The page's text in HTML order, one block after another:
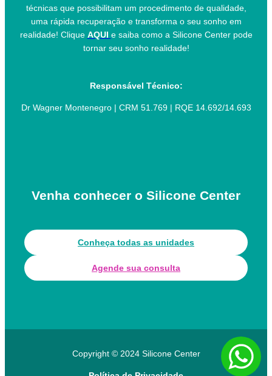
técnicas que possibilitam um procedimento de qualidade,
uma rápida recuperação e transforma o seu sonho em
realidade! Clique AQUI e saiba como a Silicone Center pode
tornar seu sonho realidade!
Responsável Técnico:
Dr Wagner Montenegro | CRM 51.769 | RQE 14.692/14.693
Venha conhecer o Silicone Center
Conheça todas as unidades
Agende sua consulta
Copyright © 2024 Silicone Center